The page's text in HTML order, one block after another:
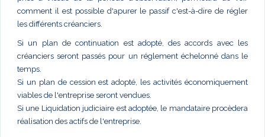
comment il est possible d'apurer le passif c'est-à-dire de régler
les différents créanciers.
Si un plan de continuation est adopté, des accords avec les
créanciers seront passés pour un réglement échelonné dans le
temps.
Si un plan de cession est adopté, les activités économiquement
viables de l'entreprise seront vendues.
Si une Liquidation judiciaire est adoptée, le mandataire procèdera
réalisation des actifs de l'entreprise.